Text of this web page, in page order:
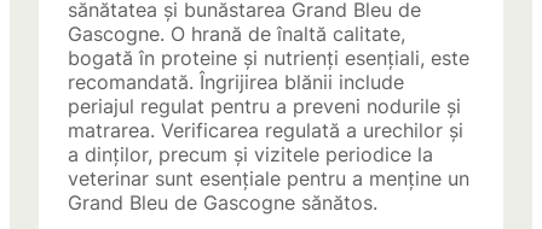
sănătatea și bunăstarea Grand Bleu de
Gascogne. O hrană de înaltă calitate,
bogată în proteine și nutrienți esențiali, este
recomandată. Îngrijirea blănii include
periajul regulat pentru a preveni nodurile și
matrarea. Verificarea regulată a urechilor și
a dinților, precum și vizitele periodice la
veterinar sunt esențiale pentru a menține un
Grand Bleu de Gascogne sănătos.